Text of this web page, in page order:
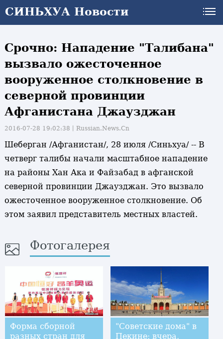
СИНЬХУА Новости
Срочно: Нападение "Талибана"
вызвало ожесточенное
вооруженное столкновение в
северной провинции
Афганистана Джаузджан
2016-07-28 19:02:38丨 Russian.News.Cn
Шеберган /Афганистан/, 28 июля /Синьхуа/ -- В
четверг талибы начали масштабное нападение
на районы Хан Ака и Файзабад в афганской
северной провинции Джаузджан. Это вызвало
ожесточенное вооруженное столкновение. Об
этом заявил представитель местных властей.
Фотогалерея
Форма сборной
разных стран для
"Советские дома" в
Пекине: вчера,